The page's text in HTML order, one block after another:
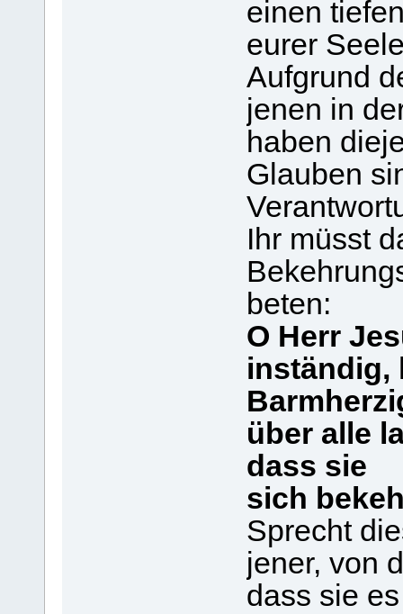
einen
eurer
Aufgrund
jenen in
haben
Glauben
Ihr müsst
beten:
O Herr
inständig,
über alle
dass sie
sich
Sprecht
jener, von
dass sie